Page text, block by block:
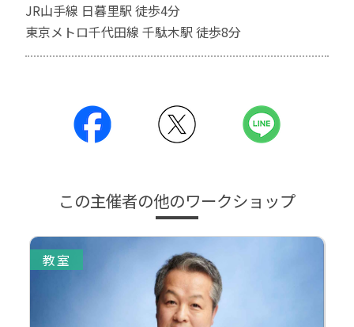
JR山手線 日暮里駅 徒歩4分
東京メトロ千代田線 千駄木駅 徒歩8分
この主催者の他のワークショップ
教室